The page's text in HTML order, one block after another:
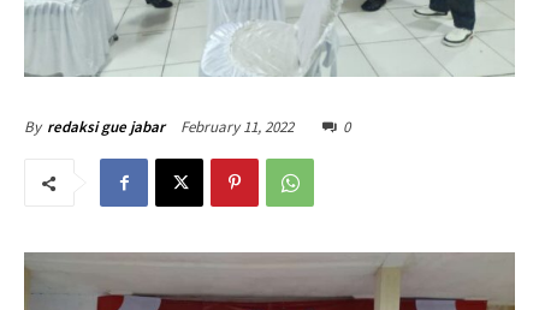
By redaksi gue jabar February 11, 2022 0